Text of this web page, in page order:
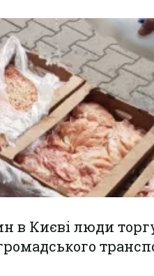
в Києві люди